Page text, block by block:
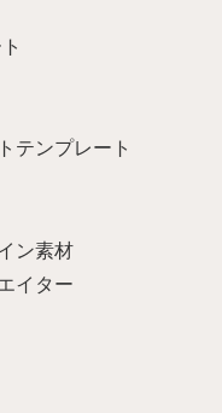
テンプレート
ン素材
イター